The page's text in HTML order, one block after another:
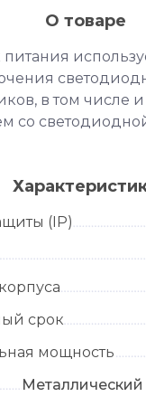
О товаре
питания
в том числе
со
(IP)
срок
мощность